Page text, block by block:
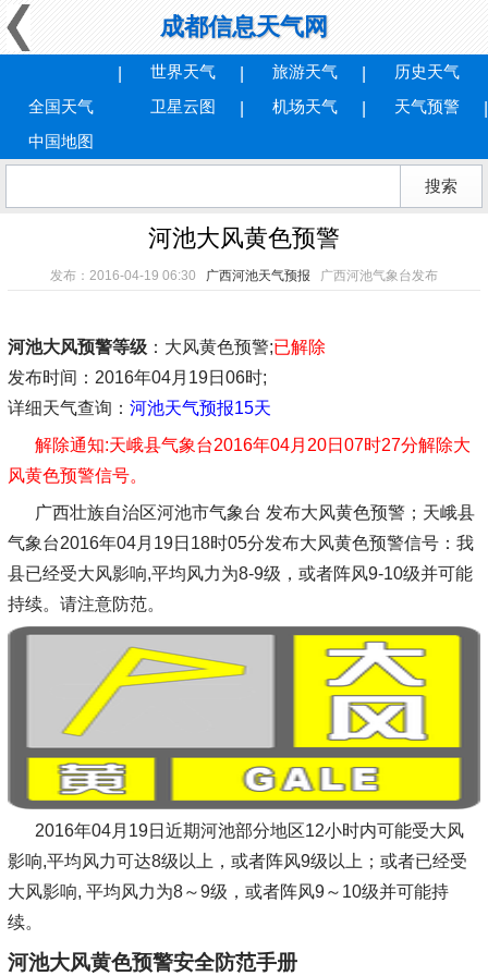
成都信息天气网
全国天气
世界天气 旅游天气
历史天气
卫星云图
机场天气
天气预警
中国地图
河池大风黄色预警
发布：2016-04-19 06:30 广西河池天气预报 广西河池气象台发布
河池大风预警等级：大风黄色预警;已解除
发布时间 ：2016年04月19日06时;
详细天气查询： 河池天气预报15天
解除通知:天峨县气象台2016年04月20日07时27分解除大
风黄色预警信号。
广西壮族自治区河池市气象台 发布大风黄色预警；天峨县
气象台2016年04月19日18时05分发布大风黄色预警信号：我
县已经受大风影响,平均风力为8-9级，或者阵风9-10级并可能
持续。请注意防范。
2016年04月19日近期河池部分地区12小时内可能受大风
影响,平均风力可达8级以上，或者阵风9级以上；或者已经受
大风影响, 平均风力为8～9级，或者阵风9～10级并可能持
续。
河池大风黄色预警安全防范手册